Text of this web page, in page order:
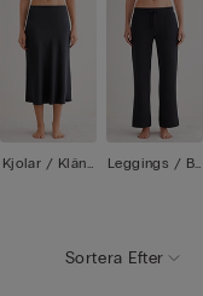
Kjolar / Klänn
Leggings / By
Sortera Efter